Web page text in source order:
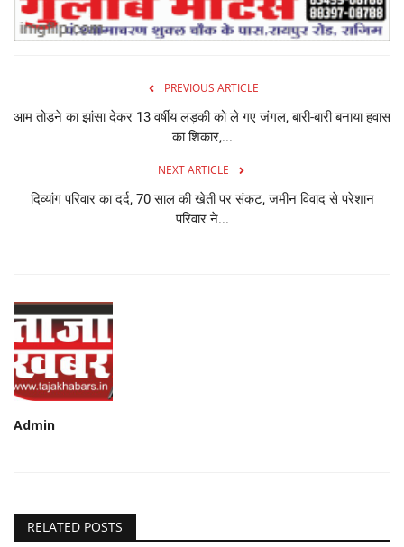
PREVIOUS ARTICLE
आम तोड़ने का झांसा देकर 13 वर्षीय लड़की को ले गए जंगल, बारी-बारी बनाया हवास
का शिकार,...
NEXT ARTICLE
दिव्यांग परिवार का दर्द, 70 साल की खेती पर संकट, जमीन विवाद से परेशान
परिवार ने...
Admin
RELATED POSTS